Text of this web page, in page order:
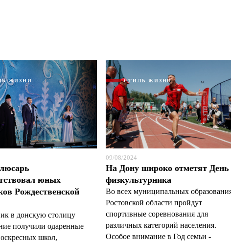
ЖИЗНИ
юных
Рождественской
в донскую столицу
получили одаренные
школ,
СТИЛЬ ЖИЗНИ
09/08/2024
На Дону широко отметят День
физкультурника
Во всех муниципальных
Ростовской области пройдут
спортивные соревнования для
различных категорий населения.
Особое внимание в Год семьи -
Я согласен с политикой конфиденциальности и защиты
Я согласен с политикой конфиденциальности и защиты